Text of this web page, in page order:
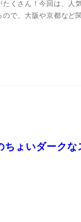
くさん！今回は、人
で、大阪や京都など
ちょいダーク